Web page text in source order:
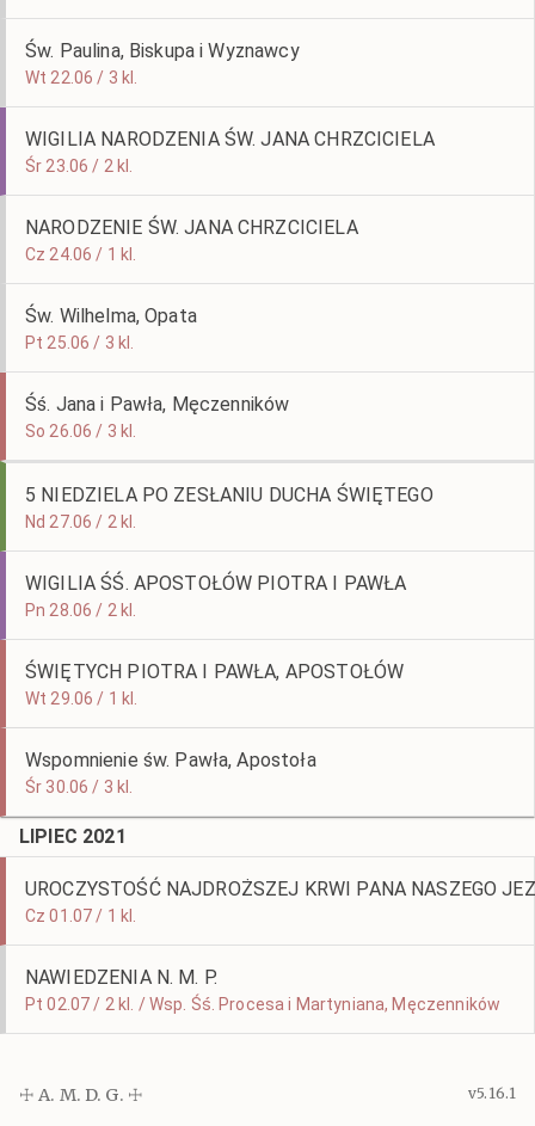
Św. Paulina, Biskupa i Wyznawcy
Wt 22.06 / 3 kl.
WIGILIA NARODZENIA ŚW. JANA CHRZCICIELA
Śr 23.06 / 2 kl.
NARODZENIE ŚW. JANA CHRZCICIELA
Cz 24.06 / 1 kl.
Św. Wilhelma, Opata
Pt 25.06 / 3 kl.
Śś. Jana i Pawła, Męczenników
So 26.06 / 3 kl.
5 NIEDZIELA PO ZESŁANIU DUCHA ŚWIĘTEGO
Nd 27.06 / 2 kl.
WIGILIA ŚŚ. APOSTOŁÓW PIOTRA I PAWŁA
Pn 28.06 / 2 kl.
ŚWIĘTYCH PIOTRA I PAWŁA, APOSTOŁÓW
Wt 29.06 / 1 kl.
Wspomnienie św. Pawła, Apostoła
Śr 30.06 / 3 kl.
LIPIEC 2021
UROCZYSTOŚĆ NAJDROŻSZEJ KRWI PANA NASZEGO
Cz 01.07 / 1 kl.
NAWIEDZENIA N. M. P.
Pt 02.07 / 2 kl. / Wsp. Śś. Procesa i Martyniana, Męczenników
☩ A. M. D. G. ☩ v5.16.1